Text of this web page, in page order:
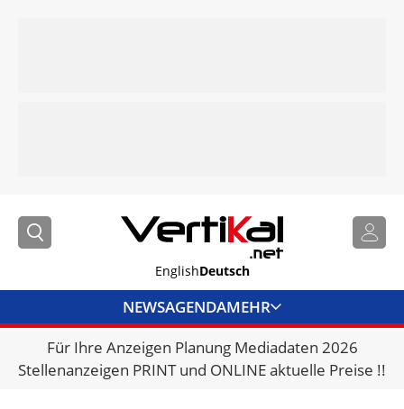
EnglishDeutsch
NEWSAGENDAMEHR
BRANCHENLINKS
VERMIETER
Für Ihre Anzeigen Planung Mediadaten 2026
Stellenanzeigen PRINT und ONLINE aktuelle Preise !!